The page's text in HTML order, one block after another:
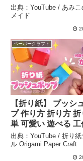
レゼントラッピン
小物入れ♡かわいい
飾り付き♡クラフ
ラフト♡チョコレ
ミニかご – あみこ
メイド
出典：YouTube / あみこ
メイド
ペーパークラフト
【折り紙】 プッシ
プ 作り方 折り方 折
単 可愛い 遊べる 工
Origami How to
POP IT Paper Craft
タン Pop It fidget –
出典：YouTube / 折り紙
ル Origami Paper Craft